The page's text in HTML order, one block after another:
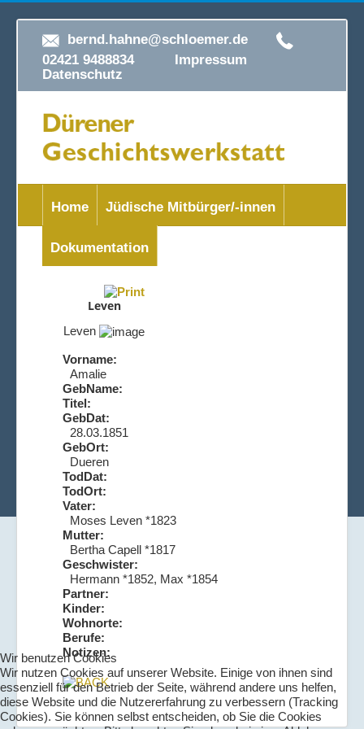
bernd.hahne@schloemer.de
02421 9488834 Impressum
Datenschutz
Home Jüdische Mitbürger/-innen
Dokumentation
Leven
Leven
Vorname:
Amalie
GebName:
Titel:
GebDat:
28.03.1851
GebOrt:
Dueren
TodDat:
TodOrt:
Vater:
Moses Leven *1823
Mutter:
Bertha Capell *1817
Geschwister:
Hermann *1852, Max *1854
Partner:
Kinder:
Wohnorte:
Berufe:
Notizen:
Wir benutzen Cookies
Wir nutzen Cookies auf unserer Website. Einige von ihnen sind
essenziell für den Betrieb der Seite, während andere uns helfen,
diese Website und die Nutzererfahrung zu verbessern (Tracking
Cookies). Sie können selbst entscheiden, ob Sie die Cookies